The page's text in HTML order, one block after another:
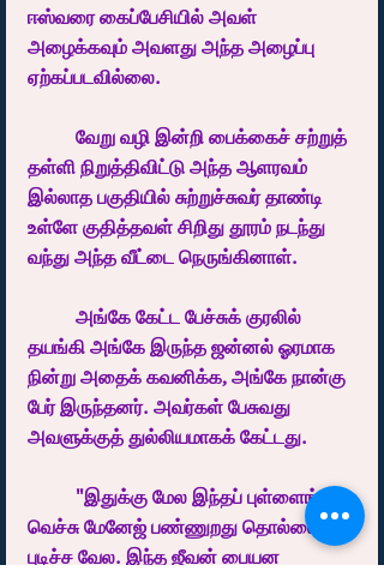
ஈஸ்வரை கைப்பேசியில் அவள்
அழைக்கவும் அவளது அந்த அழைப்பு
ஏற்கப்படவில்லை.
தள்ளி நிறுத்திவிட்டு அந்த ஆளரவம்
இல்லாத பகுதியில் சுற்றுச்சுவர் தாண்டி
உள்ளே குதித்தவள் சிறிது தூரம் நடந்து
வந்து அந்த வீட்டை நெருங்கினாள்.
தயங்கி அங்கே இருந்த ஜன்னல் ஓரமாக
நின்று அதைக் கவனிக்க, அங்கே நான்கு
பேர் இருந்தனர். அவர்கள் பேசுவது
அவளுக்குத் துல்லியமாகக் கேட்டது.
வெச்சு மேனேஜ் பண்ணுறது தொல்லை
புடிச்ச வேல. இந்த ஜீவன் பையன